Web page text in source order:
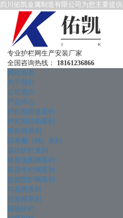
四川佑凯金属制造有限公司为您主要提供
专业护栏网生产安装厂家
全国咨询热线： 18161236866
网站首页
关于我们
公司简介
产品中心
护栏网用途系列
护栏网结构系列
围栏网系列
隔离栅（网）系列
基坑护栏系列
体育场围网系列
草原牛栏网系列
边坡防护网系列
勾花网系列
石笼网系列
围墙护栏